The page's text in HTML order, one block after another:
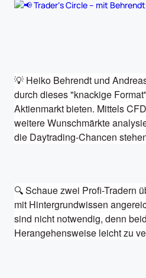
💡 Heiko Behrendt und
durch dieses "knackige
Aktienmarkt bieten. Mittels
weitere Wunschmärkte
die Daytrading-Chancen
🔍 Schaue zwei Profi-Tradern
mit Hintergrundwissen
sind nicht notwendig, denn
Herangehensweise leicht zu